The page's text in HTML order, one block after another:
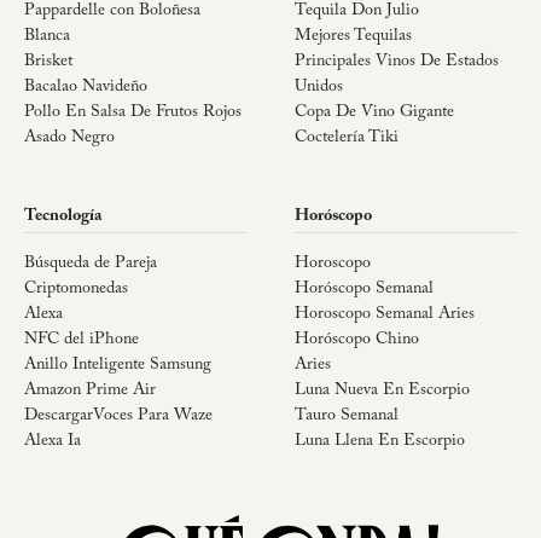
Pappardelle con Boloñesa
Blanca
Brisket
Bacalao Navideño
Pollo En Salsa De Frutos Rojos
Asado Negro
Tequila Don Julio
Mejores Tequilas
Principales Vinos De Estados
Unidos
Copa De Vino Gigante
Coctelería Tiki
Tecnología
Búsqueda de Pareja
Criptomonedas
Alexa
NFC del iPhone
Anillo Inteligente Samsung
Amazon Prime Air
DescargarVoces Para Waze
Alexa Ia
Horóscopo
Horoscopo
Horóscopo Semanal
Horoscopo Semanal Aries
Horóscopo Chino
Aries
Luna Nueva En Escorpio
Tauro Semanal
Luna Llena En Escorpio